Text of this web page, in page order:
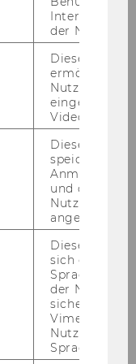
der Nutzer*in
Dieses Cookie
ermöglicht
Nutzung des
Video Players
Dieses Cookie
speichert
und ob sich
Nutzer*in
angemeldet
Dieses
sich die
der
Vimeo in der
Nutzer
Sprache